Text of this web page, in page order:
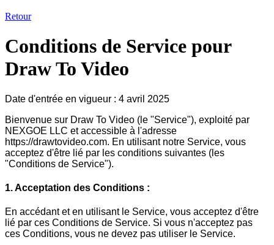
Retour
Conditions de Service pour
Draw To Video
Date d'entrée en vigueur : 4 avril 2025
Bienvenue sur Draw To Video (le "Service"), exploité par
NEXGOE LLC et accessible à l'adresse
https://drawtovideo.com. En utilisant notre Service, vous
acceptez d'être lié par les conditions suivantes (les
"Conditions de Service").
1. Acceptation des Conditions :
En accédant et en utilisant le Service, vous acceptez d'être
lié par ces Conditions de Service. Si vous n'acceptez pas
ces Conditions, vous ne devez pas utiliser le Service.